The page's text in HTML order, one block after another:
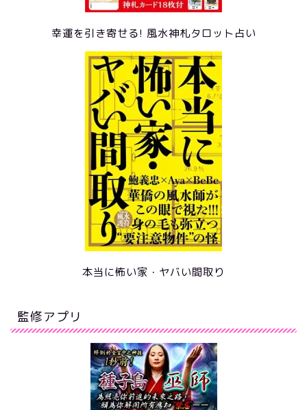
幸運を引き寄せる! 風水神札タロット占い
本当に怖い家・ヤバい間取り
監修アプリ